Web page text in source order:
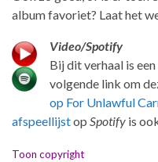
album favoriet? Laat het
Video/Spotify
Bij dit verhaal is
volgende link om
op For Unlawful
afspeellijstop Spotify is
Toon copyright